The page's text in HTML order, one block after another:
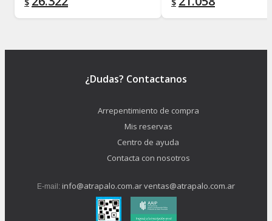
¿Dudas? Contactanos
Arrepentimiento de compra
Mis reservas
Centro de ayuda
Contacta con nosotros
E-mail: info@atrapalo.com.arventas@atrapalo.com.ar